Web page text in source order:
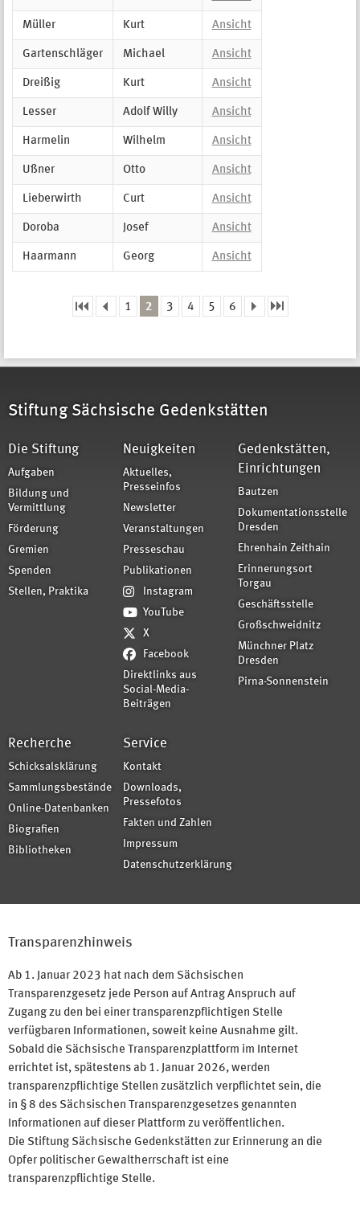
Müller Kurt Ansicht
Gartenschläger Michael Ansicht
Dreißig Kurt Ansicht
Lesser Adolf Willy Ansicht
Harmelin Wilhelm Ansicht
Ußner Otto Ansicht
Lieberwirth Curt Ansicht
Doroba Josef Ansicht
Haarmann Georg Ansicht
1 2 3 4 5 6
Stiftung Sächsische Gedenkstätten
Die Stiftung
Aufgaben
Bildung und
Vermittlung
Förderung
Gremien
Spenden
Stellen, Praktika
Neuigkeiten
Aktuelles,
Presseinfos
Newsletter
Veranstaltungen
Presseschau
Publikationen
Instagram
YouTube
X
Facebook
Direktlinks aus
Social-Media-
Beiträgen
Gedenkstätten,
Einrichtungen
Bautzen
Dokumentationsstelle
Dresden
Ehrenhain Zeithain
Erinnerungsort
Torgau
Geschäftsstelle
Großschweidnitz
Münchner Platz
Dresden
Pirna-Sonnenstein
Recherche
Schicksalsklärung
Sammlungsbestände
Online-Datenbanken
Biografien
Bibliotheken
Service
Kontakt
Downloads,
Pressefotos
Fakten und Zahlen
Impressum
Datenschutzerklärung
Transparenzhinweis
Ab 1. Januar 2023 hat nach dem Sächsischen
Transparenzgesetz jede Person auf Antrag Anspruch auf
Zugang zu den bei einer transparenzpflichtigen Stelle
verfügbaren Informationen, soweit keine Ausnahme gilt.
Sobald die Sächsische Transparenzplattform im Internet
errichtet ist, spätestens ab 1. Januar 2026, werden
transparenzpflichtige Stellen zusätzlich verpflichtet sein, die
in § 8 des Sächsischen Transparenzgesetzes genannten
Informationen auf dieser Plattform zu veröffentlichen.
Die Stiftung Sächsische Gedenkstätten zur Erinnerung an die
Opfer politischer Gewaltherrschaft ist eine
transparenzpflichtige Stelle.